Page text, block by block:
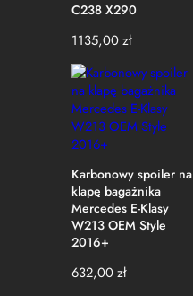
C238 X290
1135,00zł
Karbonowy spoiler na
klapę bagażnika
Mercedes E-Klasy
W213 OEM Style
2016+
632,00zł